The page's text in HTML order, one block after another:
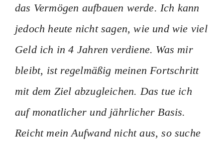
das Vermögen aufbauen werde. Ich kann
jedoch heute nicht sagen, wie und wie viel
Geld ich in 4 Jahren verdiene. Was mir
bleibt, ist regelmäßig meinen Fortschritt
mit dem Ziel abzugleichen. Das tue ich
auf monatlicher und jährlicher Basis.
Reicht mein Aufwand nicht aus, so suche